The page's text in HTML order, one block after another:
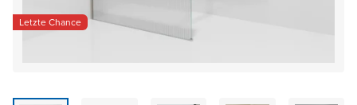
Letzte Chance